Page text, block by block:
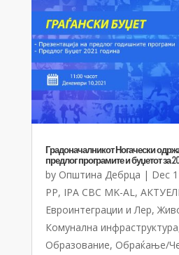
Градоначалникот Ногачески
предлог програмите и буџетот за
by Општина Дебрца | Dec
PP, IPA CBC MK-AL,
Евроинтеграции и Лер,
Комунална инфраструктура
Образование, Обраќање/